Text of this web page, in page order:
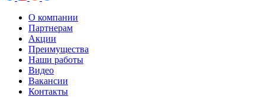
О компании
Партнерам
Акции
Преимущества
Наши работы
Видео
Вакансии
Контакты